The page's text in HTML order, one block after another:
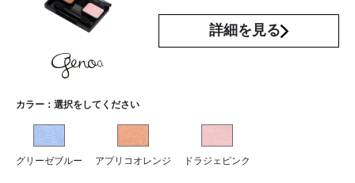
詳細を見る
カラー： 選択をしてください
グリーゼブルー アプリコオレンジ ドラジェピンク